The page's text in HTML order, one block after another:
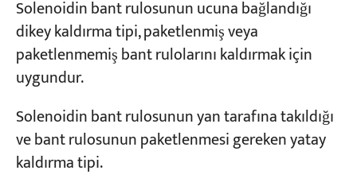
Projeler
Bloglar
Haberler
Uygulamalar
Hakkımızda
Bize Ulaşın
Solenoidin bant rulosunun ucuna bağlandığı
dikey kaldırma tipi, paketlenmiş veya
paketlenmemiş bant rulolarını kaldırmak için
uygundur.
Solenoidin bant rulosunun yan tarafına takıldığı
ve bant rulosunun paketlenmesi gereken yatay
kaldırma tipi.